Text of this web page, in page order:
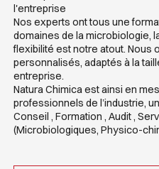
l'entreprise
Nos experts ont tous une
domaines de la microbiologie,
flexibilité est notre atout. Nous
personnalisés, adaptés à la
entreprise.
Natura Chimica est ainsi en
professionnels de l’industrie,
Conseil , Formation , Audit ,
(Microbiologiques, Physico-